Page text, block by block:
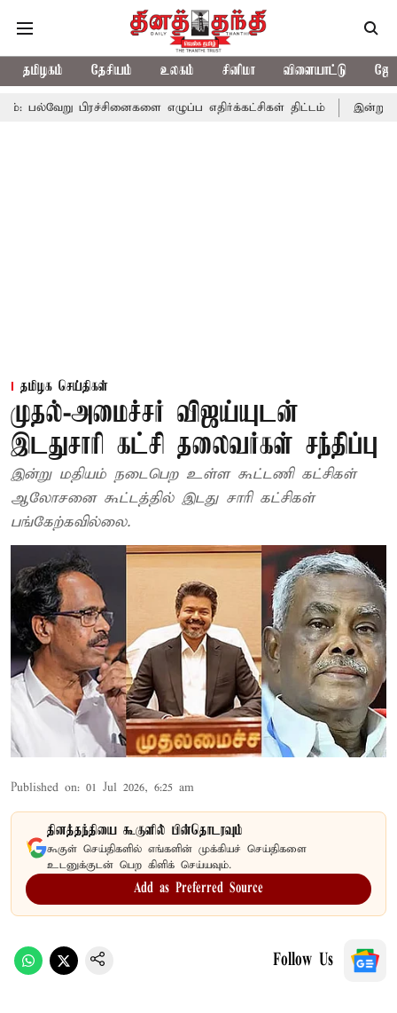
தமிழகம் தேசியம் உலகம் சினிமா விளையாட்டு
எழுப்ப எதிர்க்கட்சிகள் திட்டம் இன்று
தமிழக செய்திகள்
முதல்-அமைச்சர் விஜய்யுடன்
இடதுசாரி கட்சி தலைவர்கள் சந்திப்பு
இன்று மதியம் நடைபெற உள்ள கூட்டணி கட்சிகள்
ஆலோசனை கூட்டத்தில் இடது சாரி கட்சிகள்
பங்கேற்கவில்லை.
Published on: 01 Jul 2026, 6:25 am
தினத்தந்தியை கூகுளில் பின்தொடரவும்
கூகுள் செய்திகளில் எங்களின் முக்கியச் செய்திகளை
உடனுக்குடன் பெற கிளிக் செய்யவும்.
Add as Preferred Source
Follow Us